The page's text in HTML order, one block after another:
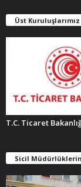
E
R
Üst Kuruluşlarımız
T.C. Ticaret
Sicil